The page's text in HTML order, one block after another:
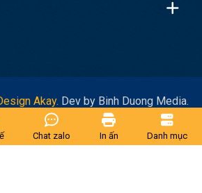
Akay. Dev by Binh Duong Media.
Chat zalo In ấn Danh mục